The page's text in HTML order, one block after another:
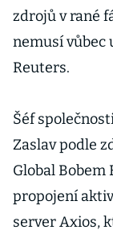
zdrojů v rané
nemusí vůbec
Reuters.
Šéf
Zaslav podle
Global
propojení
server Axios,